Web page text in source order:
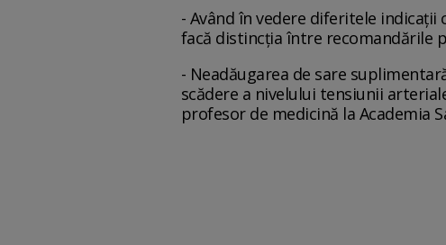
- Având în vedere diferitele
facă distincția între recomandările
- Neadăugarea de sare
scădere a nivelului tensiunii
profesor de medicină la Academia